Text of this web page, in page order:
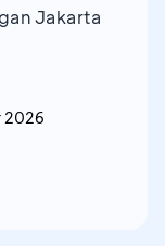
Jakarta
2026